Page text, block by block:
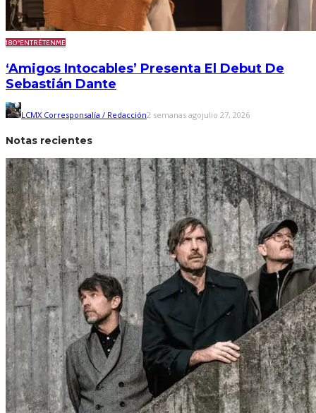
180ºENTRÉTENME
‘Amigos Intocables’ Presenta El Debut De
Sebastián Dante
LCMX Corresponsalía / Redacción2 semanas agojulio 27, 2026
Notas recientes